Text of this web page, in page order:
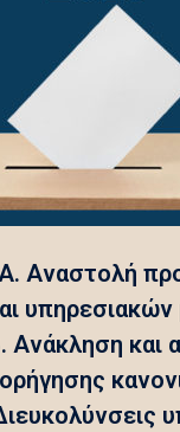
Αναστολή
Ανάκληση και